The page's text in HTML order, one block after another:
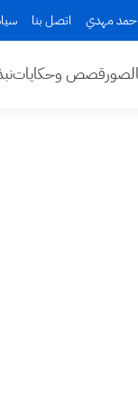
مهدي اتصل بنا
قصص وحكايات